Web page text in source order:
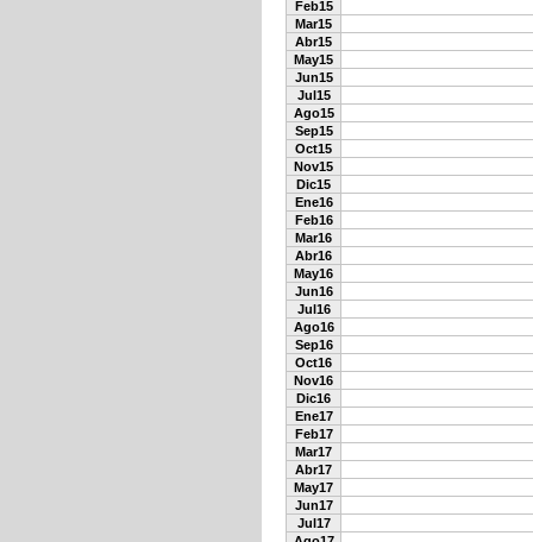
Feb15
Mar15
Abr15
May15
Jun15
Jul15
Ago15
Sep15
Oct15
Nov15
Dic15
Ene16
Feb16
Mar16
Abr16
May16
Jun16
Jul16
Ago16
Sep16
Oct16
Nov16
Dic16
Ene17
Feb17
Mar17
Abr17
May17
Jun17
Jul17